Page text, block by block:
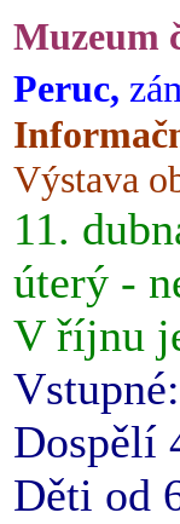
Muzeum
Peruc,
Výstava
11.
úterý -
V říjnu
Vstupné:
Dospělí
Děti od